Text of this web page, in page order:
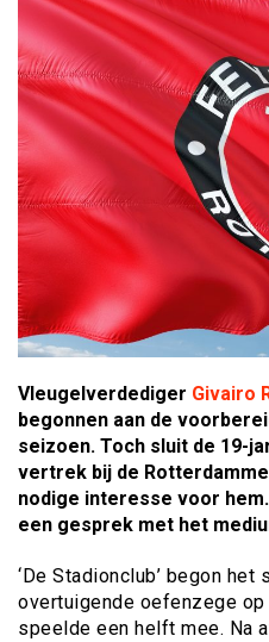
Vleugelverdediger Givairo
begonnen aan de
seizoen. Toch sluit de 19-
vertrek bij de
nodige interesse voor
een gesprek met het
‘De Stadionclub’ begon
overtuigende oefenzege op
speelde een helft mee. Na